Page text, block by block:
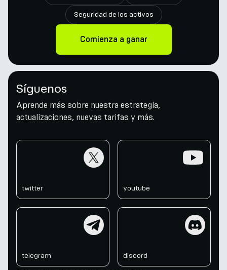
Seguridad de los activos
Comienza a ganar
Síguenos
Aprende más sobre nuestra estrategia,
actualizaciones, nuevas tarifas y más.
twitter youtube
telegram discord